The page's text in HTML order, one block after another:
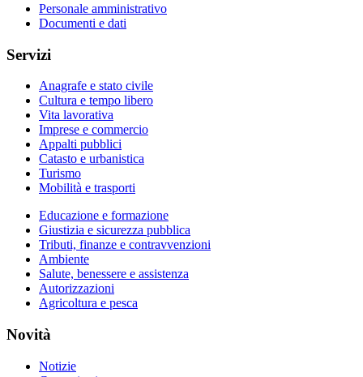
Personale amministrativo
Documenti e dati
Servizi
Anagrafe e stato civile
Cultura e tempo libero
Vita lavorativa
Imprese e commercio
Appalti pubblici
Catasto e urbanistica
Turismo
Mobilità e trasporti
Educazione e formazione
Giustizia e sicurezza pubblica
Tributi, finanze e contravvenzioni
Ambiente
Salute, benessere e assistenza
Autorizzazioni
Agricoltura e pesca
Novità
Notizie